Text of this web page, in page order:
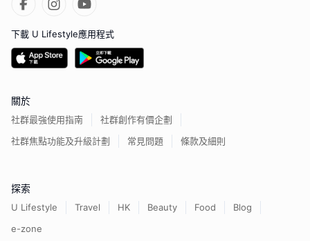
下載 U Lifestyle應用程式
關於
社群最強使用指南
社群創作有價企劃
社群焦點功能及升級計劃
常見問題 條款及細則
探索
U Lifestyle Travel HK Beauty Food
Blog
e-zone